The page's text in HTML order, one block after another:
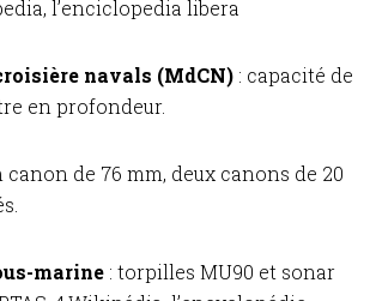
l’enciclopedia libera
navals (MdCN) : capacité de
en profondeur.
canon de 76 mm, deux canons de 20
marine : torpilles MU90 et sonar